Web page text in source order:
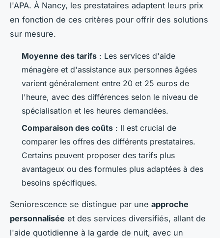
l'APA. À Nancy, les prestataires adaptent leurs prix
en fonction de ces critères pour offrir des solutions
sur mesure.
Moyenne des tarifs : Les services d'aide
ménagère et d'assistance aux personnes âgées
varient généralement entre 20 et 25 euros de
l'heure, avec des différences selon le niveau de
spécialisation et les heures demandées.
Comparaison des coûts : Il est crucial de
comparer les offres des différents prestataires.
Certains peuvent proposer des tarifs plus
avantageux ou des formules plus adaptées à des
besoins spécifiques.
Seniorescence se distingue par une approche
personnalisée et des services diversifiés, allant de
l'aide quotidienne à la garde de nuit, avec un